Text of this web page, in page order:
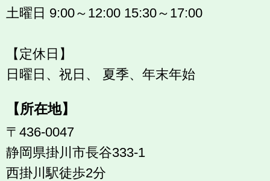
土曜日 9:00～12:00 15:30～17:00
【定休日】
日曜日、祝日、 夏季、年末年始
【所在地】
〒436-0047
静岡県掛川市長谷333-1
西掛川駅徒歩2分